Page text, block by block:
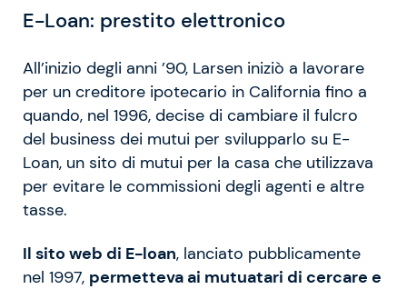
E-Loan: prestito elettronico
All’inizio degli anni ’90, Larsen iniziò a lavorare
per un creditore ipotecario in California fino a
quando, nel 1996, decise di cambiare il fulcro
del business dei mutui per svilupparlo su E-
Loan, un sito di mutui per la casa che utilizzava
per evitare le commissioni degli agenti e altre
tasse.
Il sito web di E-loan, lanciato pubblicamente
nel 1997, permetteva ai mutuatari di cercare e